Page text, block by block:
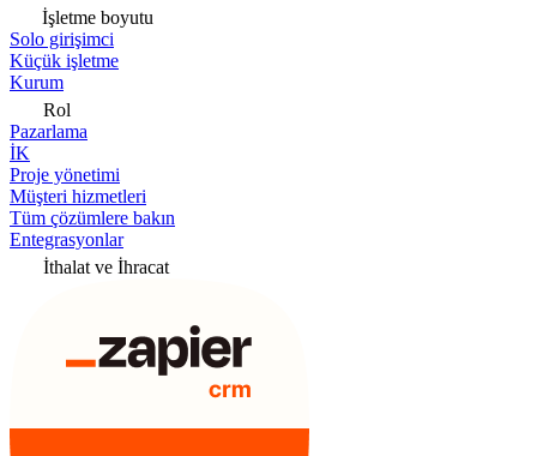
İşletme boyutu
Solo girişimci
Küçük işletme
Kurum
Rol
Pazarlama
İK
Proje yönetimi
Müşteri hizmetleri
Tüm çözümlere bakın
Entegrasyonlar
İthalat ve İhracat